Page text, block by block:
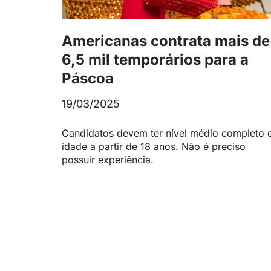
Americanas contrata mais de
6,5 mil temporários para a
Páscoa
19/03/2025
Candidatos devem ter nível médio completo
idade a partir de 18 anos. Não é preciso
possuir experiência.